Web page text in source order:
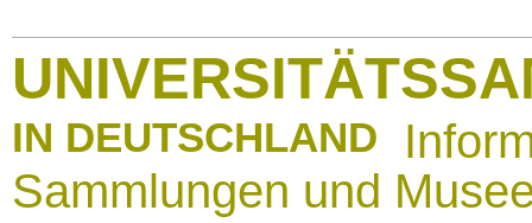
IN DEUTSCHLAND
Sammlungen und